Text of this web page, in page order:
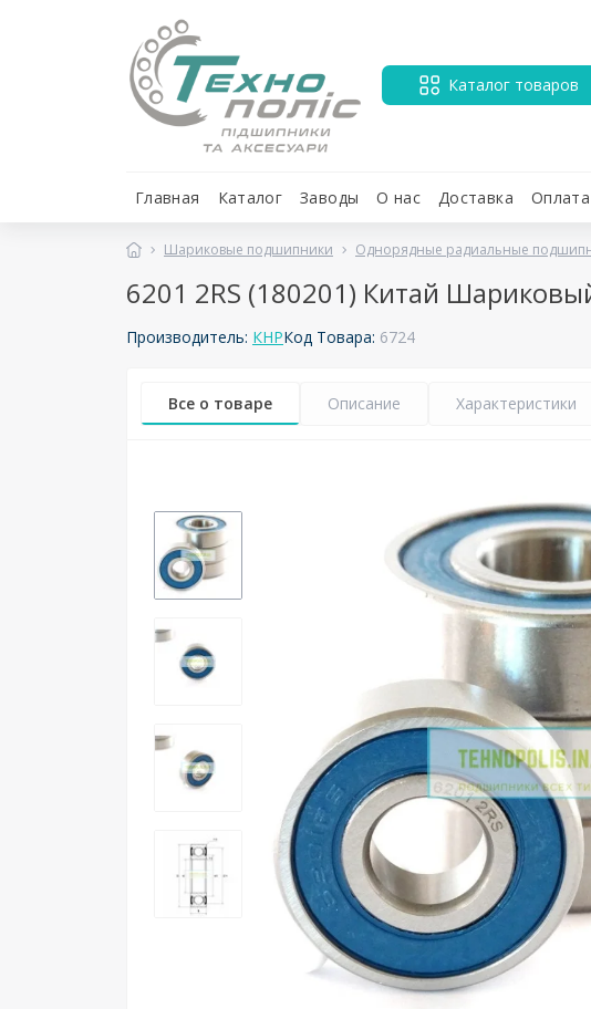
Каталог товаров
Главная Каталог Заводы О нас Доставка Оплата
Шариковые подшипники Однорядные радиальные
6201 2RS (180201) Китай
Производитель: КНРКод Товара: 6724
Все о товаре Описание Характеристики